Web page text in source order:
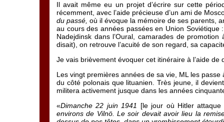
Il avait même eu un projet d’écrire sur cette
récemment, avec l’aide précieuse d’un ami de
du passé, où il évoque la mémoire de ses parents,
au cours des années passées en Union
Nadejdinsk dans l’Oural, camarades de
disait), on retrouve l’acuité de son regard, sa
Je vais brièvement évoquer cet itinéraire à l’aide
Les vingt premières années de sa vie, ML les
du côté polonais que lituanien. Très jeune, il
militera activement jusque dans les années
«Dimanche 22 juin 1941 [le jour où Hitler attaque
environs de Vilnö. Le soir devait avoir lieu la